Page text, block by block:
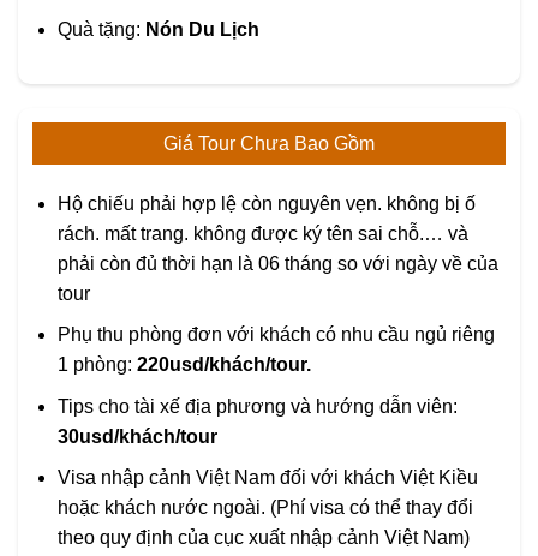
Quà tặng: Nón Du Lịch
Giá Tour Chưa Bao Gồm
Hộ chiếu phải hợp lệ còn nguyên vẹn. không bị ố
rách. mất trang. không được ký tên sai chỗ.… và
phải còn đủ thời hạn là 06 tháng so với ngày về của
tour
Phụ thu phòng đơn với khách có nhu cầu ngủ riêng
1 phòng: 220usd/khách/tour.
Tips cho tài xế địa phương và hướng dẫn viên:
30usd/khách/tour
Visa nhập cảnh Việt Nam đối với khách Việt Kiều
hoặc khách nước ngoài. (Phí visa có thể thay đổi
theo quy định của cục xuất nhập cảnh Việt Nam)